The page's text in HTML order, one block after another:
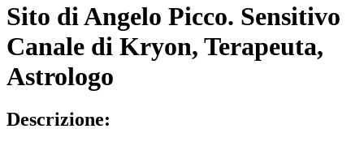
Sito di Angelo Picco. Sensitivo
Canale di Kryon, Terapeuta,
Astrologo
Descrizione: